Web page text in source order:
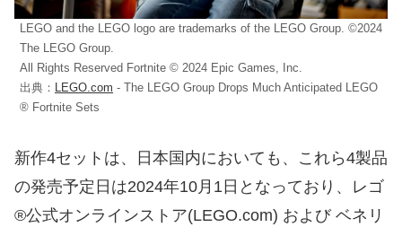
LEGO and the LEGO logo are trademarks of the LEGO Group. ©2024
The LEGO Group.
All Rights Reserved Fortnite © 2024 Epic Games, Inc.
出典： LEGO.com - The LEGO Group Drops Much Anticipated LEGO
® Fortnite Sets
新作4セットは、日本国内においても、これら4製品
の発売予定日は2024年10月1日となっており、レゴ
®公式オンラインストア(LEGO.com) および ベネリ